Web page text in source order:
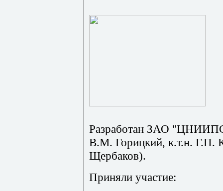
Разработан ЗАО
В.М. Горицкий, к.т.н. Г.П.
Щербаков).
Приняли участие: